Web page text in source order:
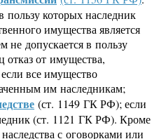
которых наследник
имущества является
допускается в пользу
отказ от имущества,
все имущество
им наследникам;
(ст. 1149 ГК РФ); если
(ст. 1121 ГК РФ). Кроме
с оговорками или